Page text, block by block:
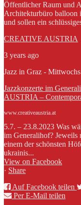
Öffentlicher Raum und
Architekturbüro balloon
und sollen ein
CREATIVE AUSTRIA
3 years ago
Jazz in Graz -
Jazzkonzerte im
AUSTRIA –
www.creativeaustria.at
5.7. – 23.8.2023 Was
im Generalihof?
einem der schönsten
ukrainis...
View on Facebook
· Share
Auf Facebook teilen
Per E-Mail teilen